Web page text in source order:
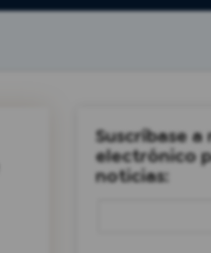
Suscríbase
electrónico
noticias: